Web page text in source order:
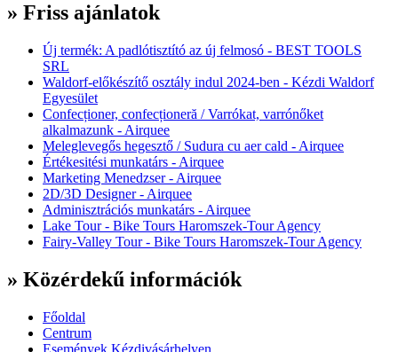
» Friss ajánlatok
Új termék: A padlótisztító az új felmosó - BEST TOOLS
SRL
Waldorf-előkészítő osztály indul 2024-ben - Kézdi Waldorf
Egyesület
Confecționer, confecționeră / Varrókat, varrónőket
alkalmazunk - Airquee
Meleglevegős hegesztő / Sudura cu aer cald - Airquee
Értékesitési munkatárs - Airquee
Marketing Menedzser - Airquee
2D/3D Designer - Airquee
Adminisztrációs munkatárs - Airquee
Lake Tour - Bike Tours Haromszek-Tour Agency
Fairy-Valley Tour - Bike Tours Haromszek-Tour Agency
» Közérdekű információk
Főoldal
Centrum